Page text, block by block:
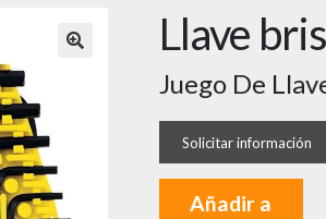
Llave
Juego De
Añadir a